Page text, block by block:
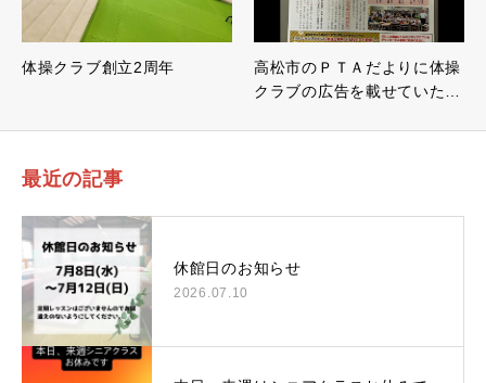
体操クラブ創立2周年
高松市のＰＴＡだよりに体操
クラブの広告を載せていた…
最近の記事
休館日のお知らせ
2026.07.10